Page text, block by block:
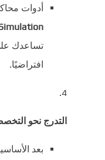
أدوات
تساعدك
افتراضيًا.
التدرج نحو
بعد